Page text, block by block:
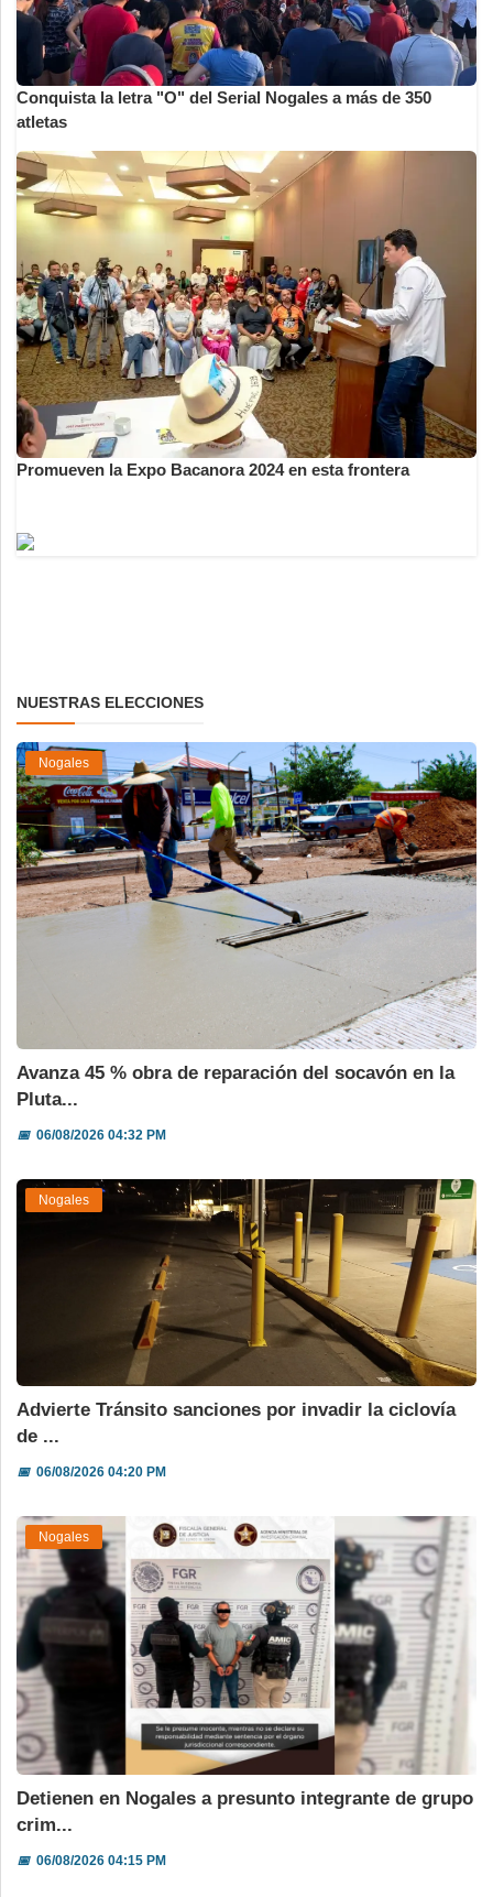
Conquista la letra "O" del Serial Nogales a más de 350
atletas
Promueven la Expo Bacanora 2024 en esta frontera
NUESTRAS ELECCIONES
Nogales
Avanza 45 % obra de reparación del socavón en la
Pluta...
📅06/08/2026 04:32 PM
Nogales
Advierte Tránsito sanciones por invadir la ciclovía
de ...
📅06/08/2026 04:20 PM
Nogales
Detienen en Nogales a presunto integrante de grupo
crim...
📅06/08/2026 04:15 PM